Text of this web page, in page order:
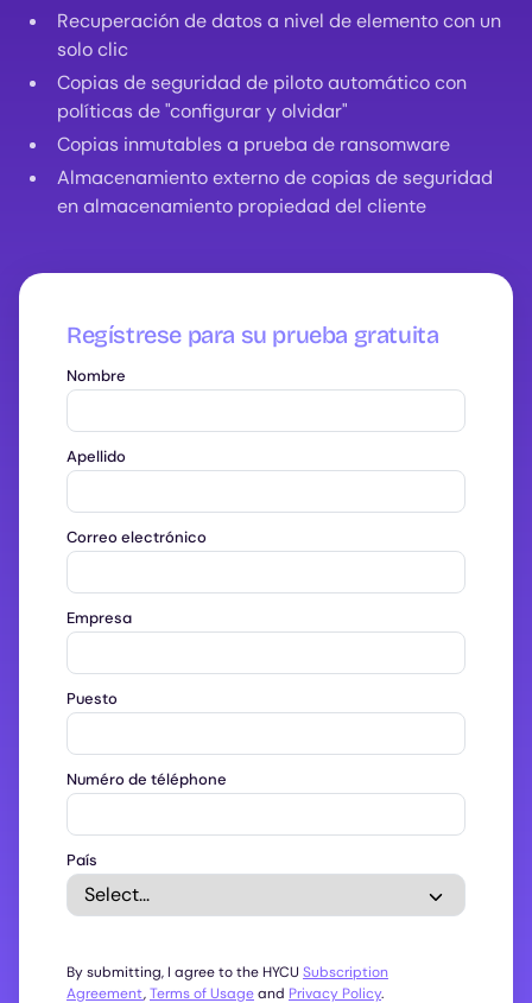
Recuperación de datos a nivel de elemento con un
solo clic
Copias de seguridad de piloto automático con
políticas de "configurar y olvidar"
Copias inmutables a prueba de ransomware
Almacenamiento externo de copias de seguridad
en almacenamiento propiedad del cliente
Regístrese para su prueba gratuita
Nombre
Apellido
Correo electrónico
Empresa
Puesto
Numéro de téléphone
País
By submitting, I agree to the HYCU Subscription
Agreement,Terms of Usageand Privacy Policy.